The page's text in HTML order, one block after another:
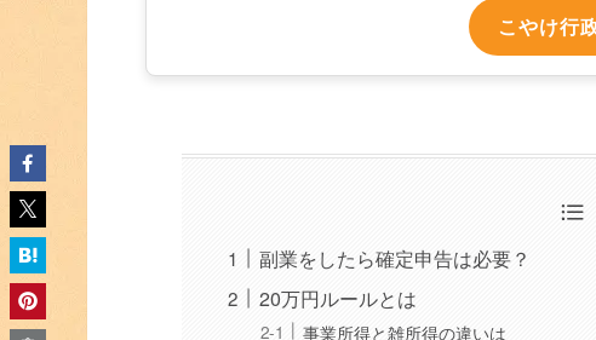
こやけ行
副業をしたら確定申告は必要？
20万円ルールとは
事業所得と雑所得の違いは